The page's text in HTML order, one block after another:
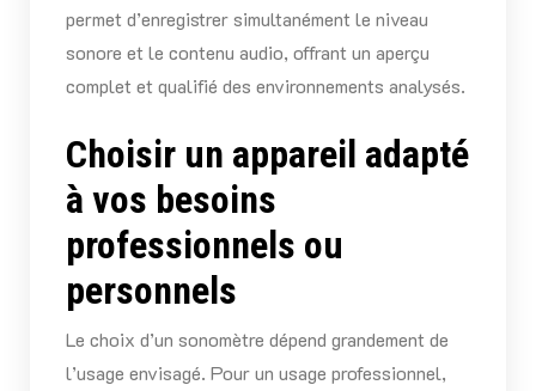
permet d’enregistrer simultanément le niveau
sonore et le contenu audio, offrant un aperçu
complet et qualifié des environnements analysés.
Choisir un appareil adapté
à vos besoins
professionnels ou
personnels
Le choix d’un sonomètre dépend grandement de
l’usage envisagé. Pour un usage professionnel,